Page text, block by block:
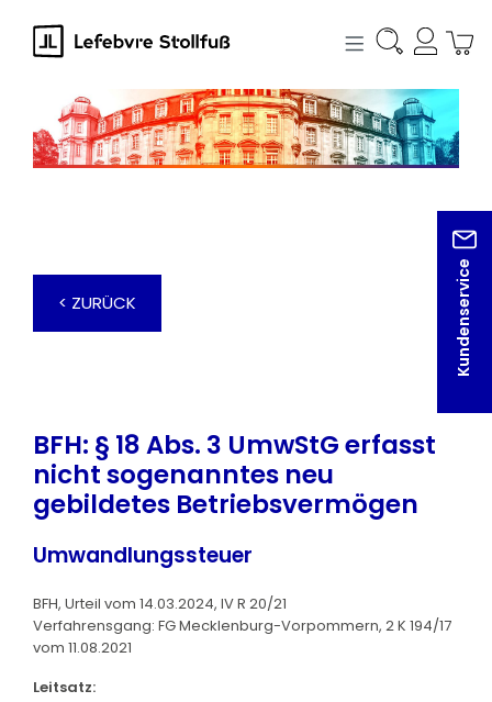
springen
Kundenservice
< ZURÜCK
BFH: § 18 Abs. 3 UmwStG erfasst
nicht sogenanntes neu
gebildetes Betriebsvermögen
Umwandlungssteuer
BFH, Urteil vom 14.03.2024, IV R 20/21
Verfahrensgang: FG Mecklenburg-Vorpommern, 2 K 194/17
vom 11.08.2021
Leitsatz: